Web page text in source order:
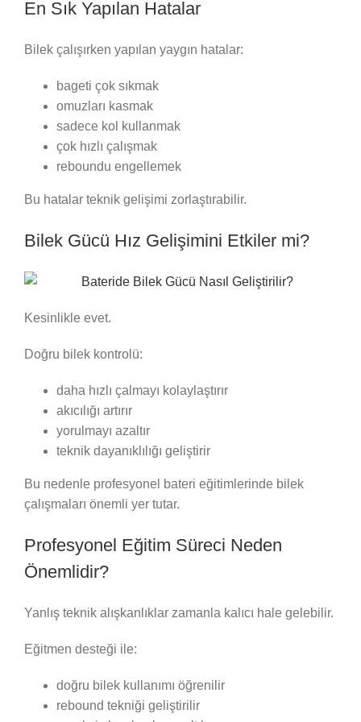
En Sık Yapılan Hatalar
Bilek çalışırken yapılan yaygın hatalar:
bageti çok sıkmak
omuzları kasmak
sadece kol kullanmak
çok hızlı çalışmak
reboundu engellemek
Bu hatalar teknik gelişimi zorlaştırabilir.
Bilek Gücü Hız Gelişimini Etkiler mi?
Kesinlikle evet.
Doğru bilek kontrolü:
daha hızlı çalmayı kolaylaştırır
akıcılığı artırır
yorulmayı azaltır
teknik dayanıklılığı geliştirir
Bu nedenle profesyonel bateri eğitimlerinde bilek
çalışmaları önemli yer tutar.
Profesyonel Eğitim Süreci Neden
Önemlidir?
Yanlış teknik alışkanlıklar zamanla kalıcı hale gelebilir.
Eğitmen desteği ile:
doğru bilek kullanımı öğrenilir
rebound tekniği geliştirilir